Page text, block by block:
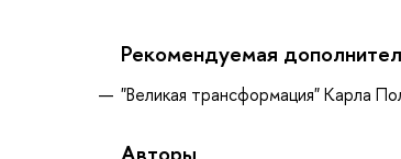
Рекомендуемая
"Великая трансформация" Карла